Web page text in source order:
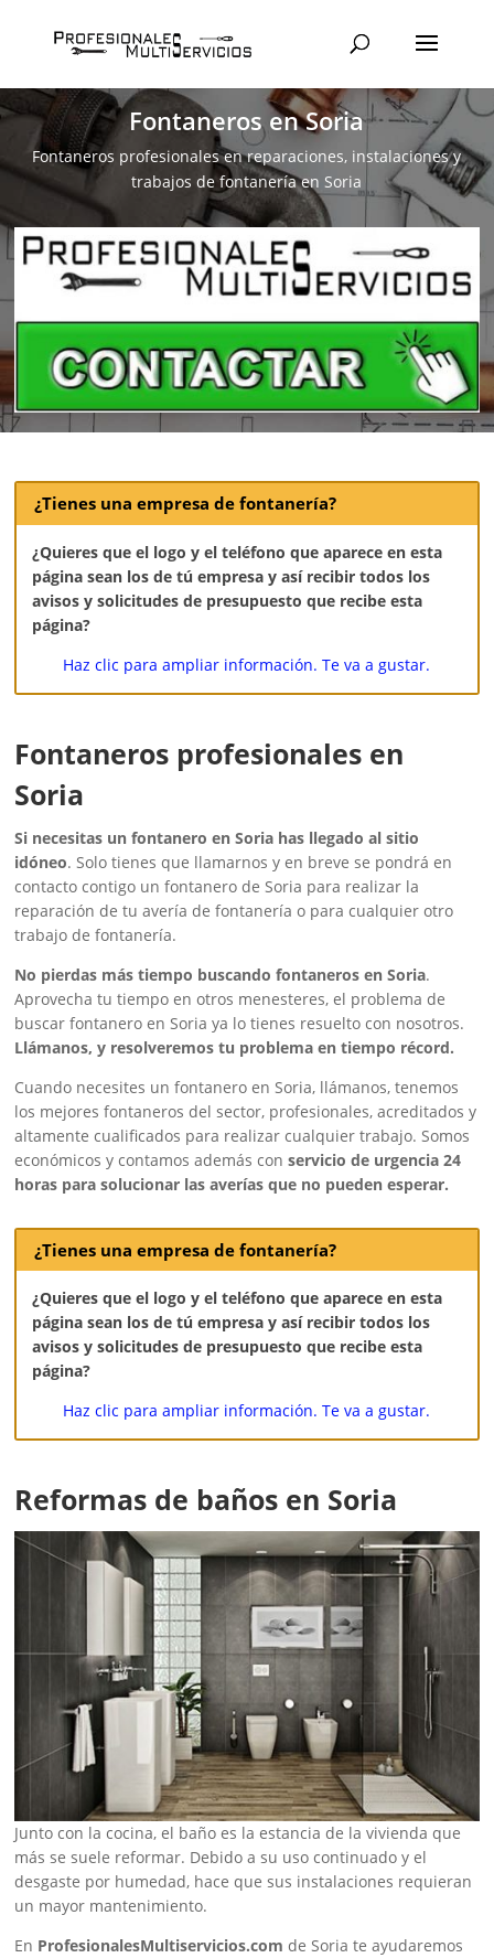
Fontaneros en Soria
Fontaneros profesionales en reparaciones, instalaciones y
trabajos de fontanería en Soria
¿Tienes una empresa de fontanería?
¿Quieres que el logo y el teléfono que aparece en esta
página sean los de tú empresa y así recibir todos los
avisos y solicitudes de presupuesto que recibe esta
página?
Haz clic para ampliar información. Te va a gustar.
Fontaneros profesionales en
Soria
Si necesitas un fontanero en Soria has llegado al sitio
idóneo. Solo tienes que llamarnos y en breve se pondrá en
contacto contigo un fontanero de Soria para realizar la
reparación de tu avería de fontanería o para cualquier otro
trabajo de fontanería.
No pierdas más tiempo buscando fontaneros en Soria.
Aprovecha tu tiempo en otros menesteres, el problema de
buscar fontanero en Soria ya lo tienes resuelto con nosotros.
Llámanos, y resolveremos tu problema en tiempo récord.
Cuando necesites un fontanero en Soria, llámanos, tenemos
los mejores fontaneros del sector, profesionales, acreditados y
altamente cualificados para realizar cualquier trabajo. Somos
económicos y contamos además conservicio de urgencia 24
horas para solucionar las averías que no pueden esperar.
¿Tienes una empresa de fontanería?
¿Quieres que el logo y el teléfono que aparece en esta
página sean los de tú empresa y así recibir todos los
avisos y solicitudes de presupuesto que recibe esta
página?
Haz clic para ampliar información. Te va a gustar.
Reformas de baños en Soria
Junto con la cocina, el baño es la estancia de la vivienda que
más se suele reformar. Debido a su uso continuado y el
desgaste por humedad, hace que sus instalaciones requieran
un mayor mantenimiento.
En ProfesionalesMultiservicios.com de Soria te ayudaremos